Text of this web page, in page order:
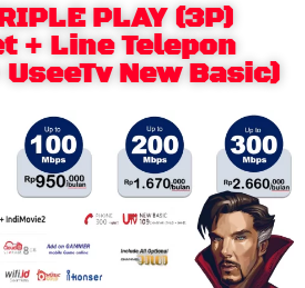
PLAY (3P)
+ Line Telepon
New Basic)